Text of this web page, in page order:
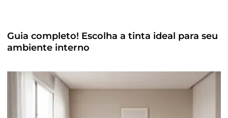
Guia completo! Escolha a tinta ideal para seu
ambiente interno